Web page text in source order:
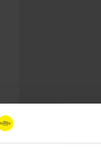
Onze wortels